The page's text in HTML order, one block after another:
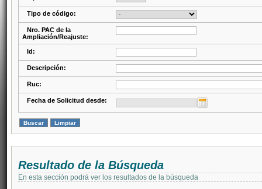
Tipo de código:
Nro. PAC de la
Ampliación/Reajuste:
Id:
Descripción:
Ruc:
Fecha de Solicitud desde:
Resultado de la Búsqueda
En esta sección podrá ver los resultados de la búsqueda